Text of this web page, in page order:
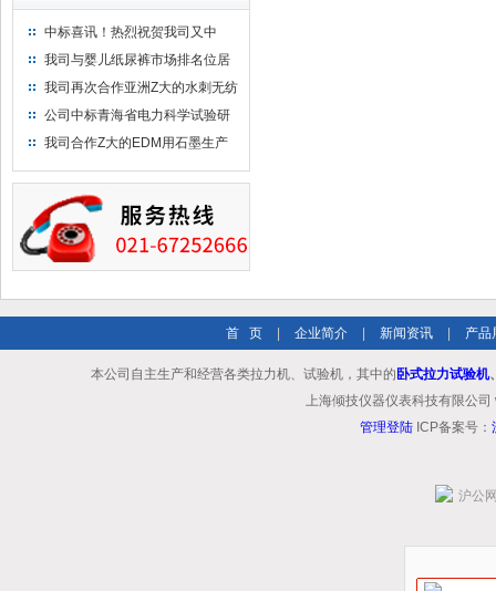
中标喜讯！热烈祝贺我司又中
标！
我司与婴儿纸尿裤市场排名位居
名的全日美实业合作成功！
我司再次合作亚洲Z大的水刺无纺
布供应商-南六企业！
公司中标青海省电力科学试验研
究院！
我司合作Z大的EDM用石墨生产
首 页 企业简介 新闻资讯 产品
本公司自主生产和经营各类拉力机、试验机，其中的 卧式拉力试验机
上海倾技仪器仪表科技有限公
管理登陆 ICP备案号：
沪公